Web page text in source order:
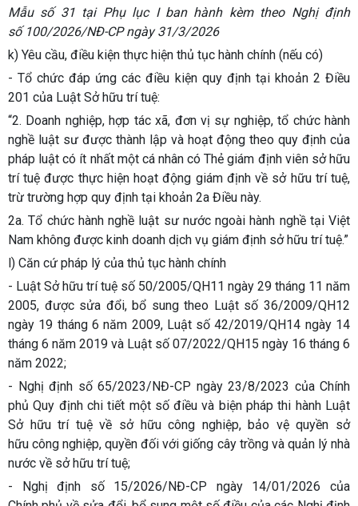
Mẫu số 31 tại Phụ lục I ban hành kèm theo Nghị định
số 100/2026/NĐ-CP ngày 31/3/2026
k) Yêu cầu, điều kiện thực hiện thủ tục hành chính (nếu có)
- Tổ chức đáp ứng các điều kiện quy định tại khoản 2 Điều
201 của Luật Sở hữu trítuệ:
“2. Doanh nghiệp, hợp tác xã, đơn vị sự nghiệp, tổ chức hành
nghề luật sư được thành lập và hoạt động theo quy định của
pháp luật có ít nhất một cá nhân có Thẻ giám định viên sở hữu
trí tuệ được thực hiện hoạt động giám định về sở hữu trí tuệ,
trừ trường hợp quy định tại khoản 2a Điều này.
2a. Tổ chức hành nghề luật sư nước ngoài hành nghề tại Việt
Nam không được kinh doanh dịch vụ giám định sở hữu trí tuệ.”
l) Căn cứ pháp lý của thủ tục hành chính
- Luật Sở hữu trí tuệ số 50/2005/QH11 ngày 29 tháng 11 năm
2005, được sửa đổi, bổ sung theo Luật số 36/2009/QH12
ngày 19 tháng 6 năm 2009, Luật số 42/2019/QH14 ngày 14
tháng 6 năm 2019 và Luật số 07/2022/QH15 ngày 16 tháng 6
năm 2022;
- Nghị định số 65/2023/NĐ-CP ngày 23/8/2023 của Chính
phủ Quy định chi tiết một số điều và biện pháp thi hành Luật
Sở hữu trí tuệ về sở hữu công nghiệp, bảo vệ quyền sở
hữu công nghiệp, quyền đối với giống cây trồng và quản lý nhà
nước về sở hữu trí tuệ;
- Nghị định số 15/2026/NĐ-CP ngày 14/01/2026 của